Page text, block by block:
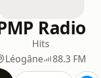
Radio
Hits
Léogâne
88.3 FM